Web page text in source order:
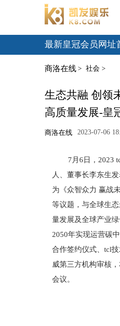
最新皇冠会员网址
商洛在线 > 社会 >
生态共融 创领
高质量发展-皇
商洛在线 2023-07-06
7月6日，2023
人、董事长李东生
为《众智众力 赢战
等议题，与全球生
量发展及全球产业
2050年实现运营碳
合作签约仪式、tcl
威第三方机构审核
会议。